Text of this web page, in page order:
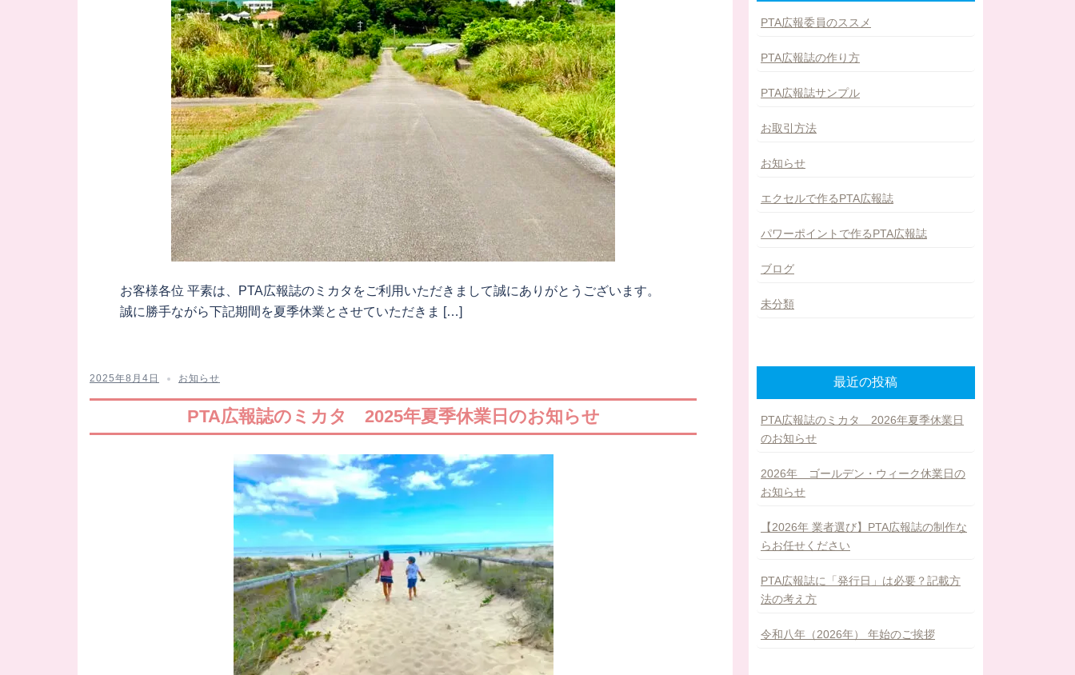
お客様各位 平素は、PTA広報誌のミカタをご利用いただきまして誠にありがとうございます。
誠に勝手ながら下記期間を夏季休業とさせていただきま […]
2025年8月4日 お知らせ
PTA広報誌のミカタ 2025年夏季休業日のお知らせ
PTA広報委員のススメ
PTA広報誌の作り方
PTA広報誌サンプル
お取引方法
お知らせ
エクセルで作るPTA広報誌
パワーポイントで作るPTA広報誌
ブログ
未分類
最近の投稿
PTA広報誌のミカタ 2026年夏季休業日
のお知らせ
2026年 ゴールデン・ウィーク休業日の
お知らせ
【2026年 業者選び】PTA広報誌の制作な
らお任せください
PTA広報誌に「発行日」は必要？記載方
法の考え方
令和八年（2026年） 年始のご挨拶